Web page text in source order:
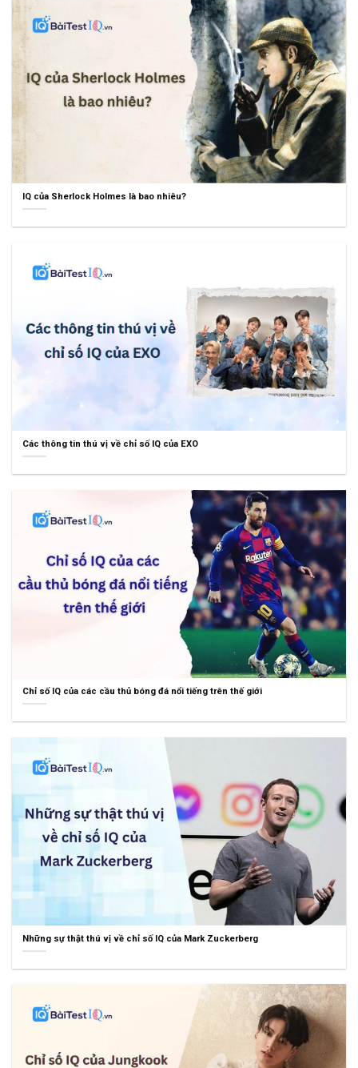
IQ của Sherlock Holmes là bao nhiêu?
Các thông tin thú vị về chỉ số IQ của EXO
Chỉ số IQ của các cầu thủ bóng đá nổi tiếng trên thế giới
Những sự thật thú vị về chỉ số IQ của Mark Zuckerberg